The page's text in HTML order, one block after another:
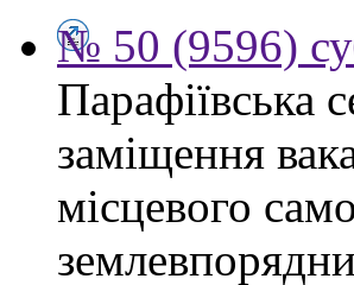
№ 50 (9596)
Парафіївська
заміщення
місцевого